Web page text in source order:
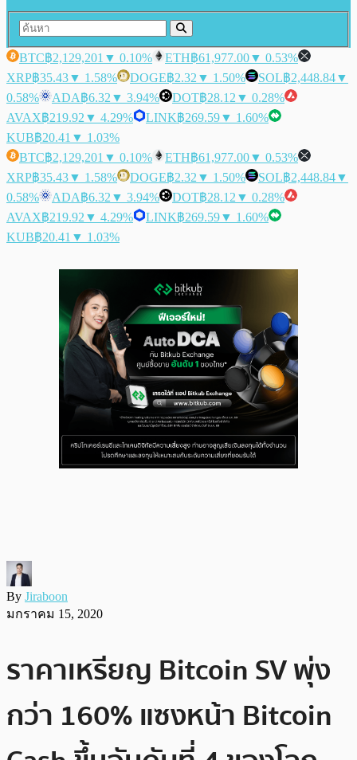
BTC฿2,129,201 ▼ 0.10% ETH฿61,977.00▼ 0.53%
XRP฿35.43▼ 1.58% DOGE฿2.32 ▼ 1.50% SOL฿2,448.84▼
0.58%
ADA฿6.32 ▼ 3.94% DOT฿28.12 ▼ 0.28%
AVAX฿219.92 ▼ 4.29% LINK฿269.59▼ 1.60%
KUB฿20.41 ▼ 1.03%
BTC฿2,129,201 ▼ 0.10% ETH฿61,977.00▼ 0.53%
XRP฿35.43▼ 1.58% DOGE฿2.32 ▼ 1.50% SOL฿2,448.84▼
0.58%
ADA฿6.32 ▼ 3.94% DOT฿28.12 ▼ 0.28%
AVAX฿219.92 ▼ 4.29% LINK฿269.59▼ 1.60%
KUB฿20.41 ▼ 1.03%
By Jiraboon
มกราคม 15, 2020
ราคาเหรียญ Bitcoin SV พุ่ง
กว่า 160% แซงหน้า Bitcoin